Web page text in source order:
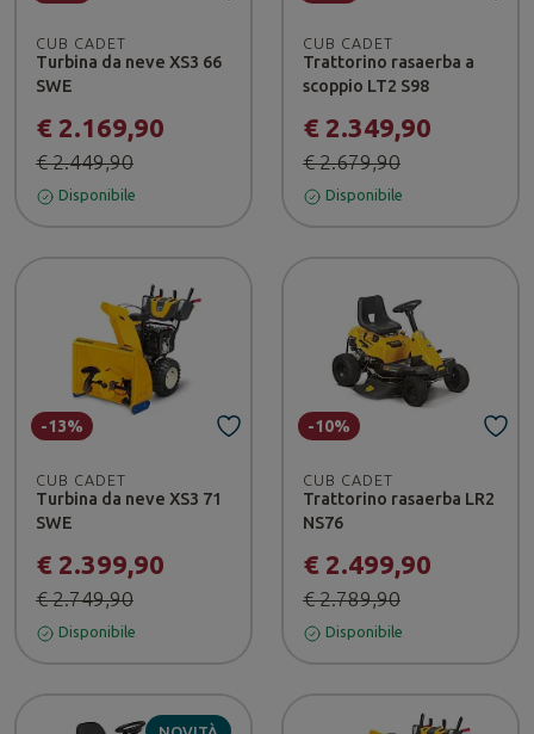
CUB CADET
Turbina da neve XS3 66
SWE
€ 2.169,90
€ 2.449,90
Disponibile
CUB CADET
Trattorino rasaerba a
scoppio LT2 S98
€ 2.349,90
€ 2.679,90
Disponibile
CUB CADET
Turbina da neve XS3 71
SWE
€ 2.399,90
€ 2.749,90
-13%
Disponibile
CUB CADET
Trattorino rasaerba LR2
NS76
€ 2.499,90
€ 2.789,90
-10%
Disponibile